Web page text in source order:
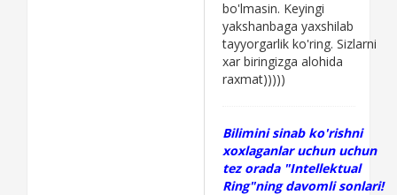
bo'lmasin. Keyingi
yakshanbaga yaxshilab
tayyorgarlik ko'ring. Sizlarni
xar biringizga alohida
raxmat)))))
Bilimini sinab ko'rishni
xoxlaganlar uchun uchun
tez orada "Intellektual
Ring"ning davomli sonlari!